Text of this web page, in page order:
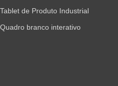
Tablet de Produto Industrial
Quadro branco interativo